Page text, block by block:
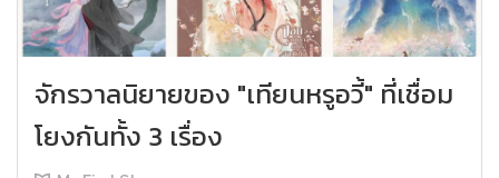
จักรวาลนิยายของ "เทียนหรูอวี้" ที่เชื่อม
โยงกันทั้ง 3 เรื่อง